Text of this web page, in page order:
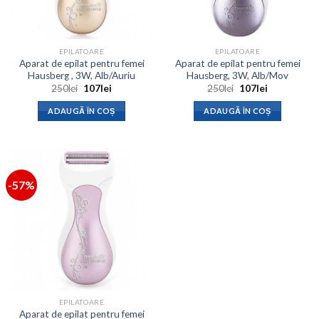
EPILATOARE
Aparat de epilat pentru femei
Hausberg , 3W, Alb/Auriu
250lei Prețul
a
fost:
250lei.
107leiPrețul
este:
107lei.
ADAUGĂ ÎN COȘ
EPILATOARE
Aparat de epilat pentru femei
Hausberg, 3W, Alb/Mov
250lei Prețul
a
fost:
250lei.
107leiPrețul
este:
107lei.
ADAUGĂ ÎN COȘ
-57%
EPILATOARE
Aparat de epilat pentru femei